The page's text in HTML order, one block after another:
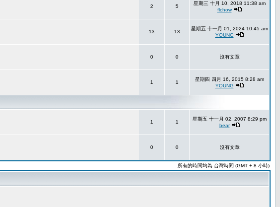
2 5
星期三 十月 10, 2018 11:38 am
flchow
13 13
星期五 十一月 01, 2024 10:45 am
YOUNG
0 0 沒有文章
1 1
星期四 四月 16, 2015 8:28 am
YOUNG
1 1
星期五 十一月 02, 2007 8:29 pm
bear
0 0 沒有文章
所有的時間均為 台灣時間 (GMT + 8 小時)